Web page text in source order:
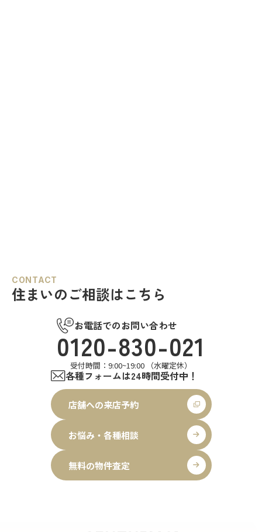
CONTACT
住まいのご相談はこちら
お電話でのお問い合わせ
0120-830-021
受付時間：9:00~19:00 （水曜定休）
各種フォームは24時間受付中！
店舗への来店予約
お悩み・各種相談
無料の物件査定